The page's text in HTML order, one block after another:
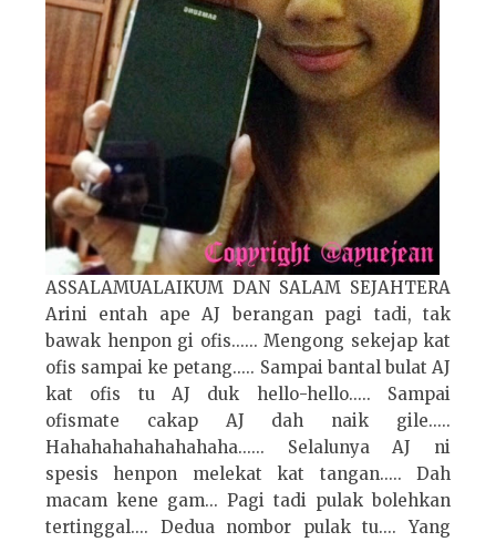
ASSALAMUALAIKUM DAN SALAM SEJAHTERA
Arini entah ape AJ berangan pagi tadi, tak
bawak henpon gi ofis...... Mengong sekejap kat
ofis sampai ke petang..... Sampai bantal bulat AJ
kat ofis tu AJ duk hello-hello..... Sampai
ofismate cakap AJ dah naik gile.....
Hahahahahahahahaha...... Selalunya AJ ni
spesis henpon melekat kat tangan..... Dah
macam kene gam... Pagi tadi pulak bolehkan
tertinggal.... Dedua nombor pulak tu.... Yang